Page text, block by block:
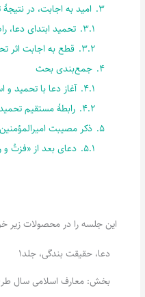
3. امید به اجابت، در
3.1. تحمید ابتدای دعا،
3.2. قطع به اجابت اثر
4. جمع‌بندی بحث
4.1. آغاز دعا با تحمید و
4.2. رابطۀ مستقیم
5. ذکر مصیبت
5.1. دعای بعد از «فزتُ و
این جلسه را در محصولات زیر
دعا، حقیقت بندگی، جلد1
بخش: معارف اسلامی سال طرح مباحث: